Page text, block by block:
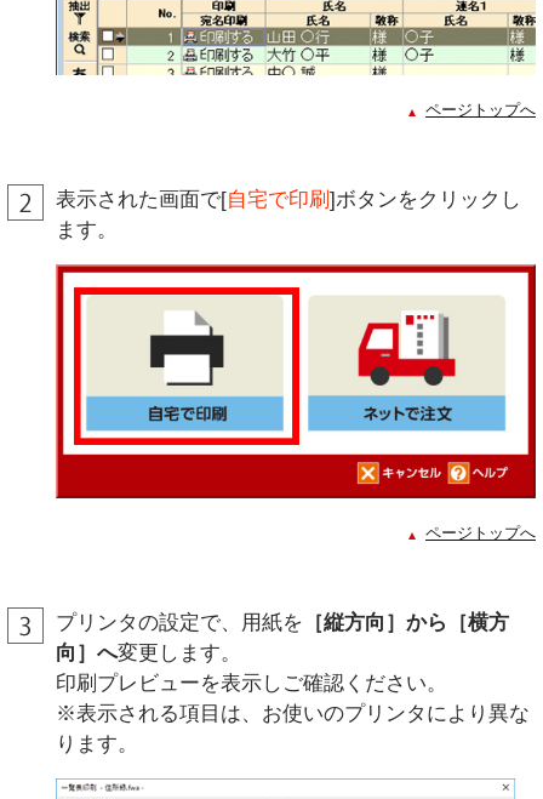
ページトップへ
表示された画面で[自宅で印刷 ]ボタンをクリックし
ます。
ページトップへ
プリンタの設定で、用紙を ［縦方向］から［横方
向］へ変更します。
印刷プレビューを表示しご確認ください。
※表示される項目は、お使いのプリンタにより異な
ります。